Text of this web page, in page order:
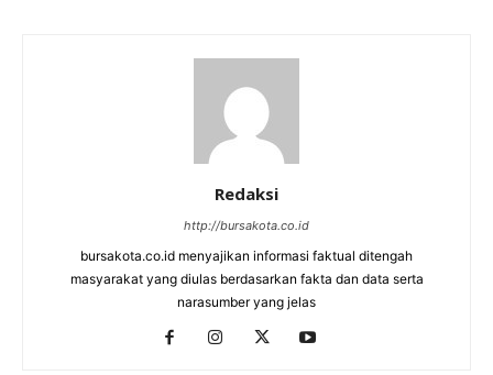
Redaksi
http://bursakota.co.id
bursakota.co.id menyajikan informasi faktual ditengah
masyarakat yang diulas berdasarkan fakta dan data serta
narasumber yang jelas